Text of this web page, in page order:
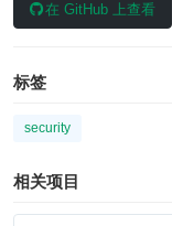
在 GitHub 上查看
标签
security
相关项目